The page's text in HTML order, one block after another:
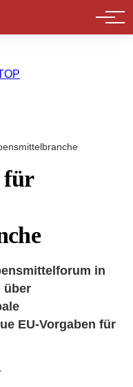
für
in
über
EU-Vorgaben für